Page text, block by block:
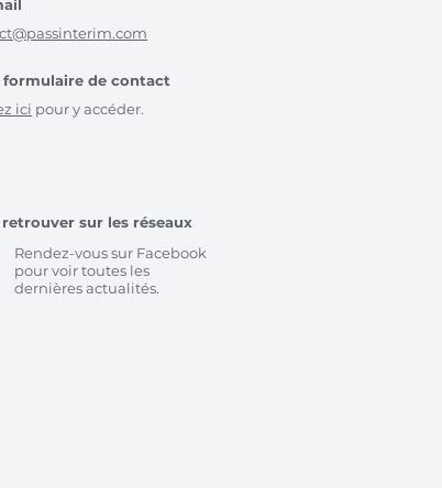
formulaire de contact
ici pour y accéder.
retrouver sur les réseaux
Rendez-vous sur Facebook
pour voir toutes les
dernières actualités.